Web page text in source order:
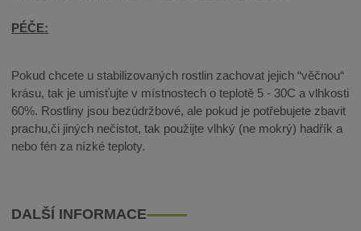
PÉČE:
Pokud chcete u stabilizovaných rostlin zachovat jejich “věčnou“
krásu, tak je umisťujte v místnostech o teplotě 5 - 30C a vlhkosti
60%. Rostliny jsou bezúdržbové, ale pokud je potřebujete zbavit
prachu,či jiných nečistot, tak použijte vlhký (ne mokrý) hadřík a
nebo fén za nízké teploty.
DALŠÍ INFORMACE